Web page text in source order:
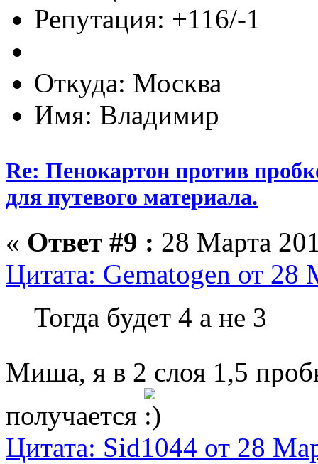
Репутация: +116/-1
Откуда: Москва
Имя: Владимир
Re: Пенокартон против
для путевого материала.
« Ответ #9 : 28 Марта
Цитата: Gematogen от
Тогда будет 4 а не 3
Миша, я в 2 слоя 1,5
получается
Цитата: Sid1044 от 28